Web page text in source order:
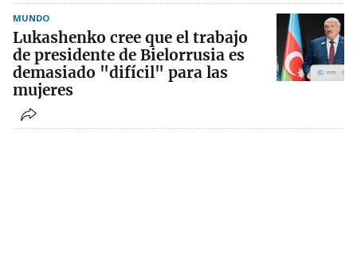
MUNDO
Lukashenko cree que el trabajo
de presidente de Bielorrusia es
demasiado "difícil" para las
mujeres